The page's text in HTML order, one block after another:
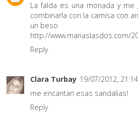
La falda es una monada y
combinarla con la camisa con
un beso
http://www.mariaslasdos.com/
Reply
Clara Turbay 19/07/2012, 21:14
me encantan esas sandalias!
Reply